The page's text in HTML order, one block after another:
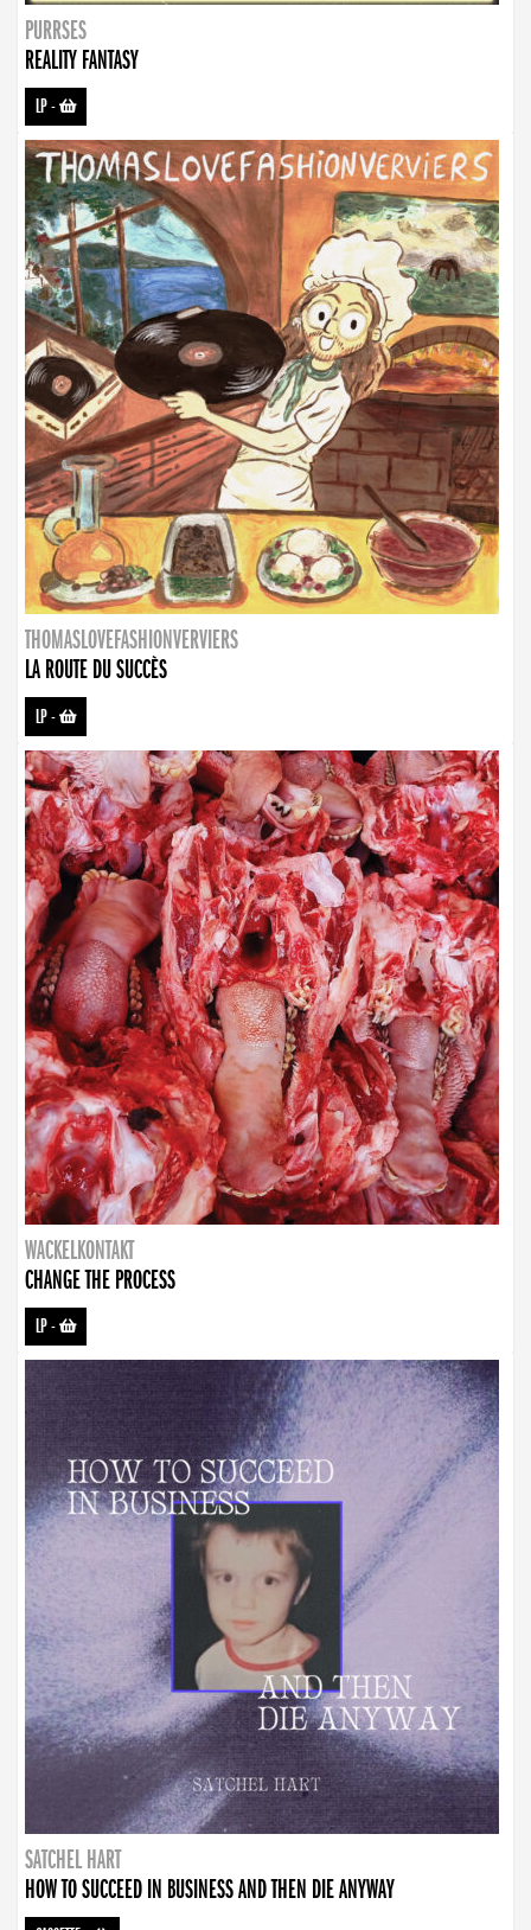
PURRSES
REALITY FANTASY
LP-
THOMASLOVEFASHIONVERVIERS
LA ROUTE DU SUCCÈS
LP-
WACKELKONTAKT
CHANGE THE PROCESS
LP-
SATCHEL HART
HOW TO SUCCEED IN BUSINESS AND THEN DIE ANYWAY